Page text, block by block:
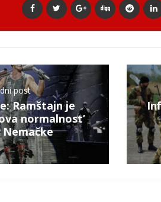
post
Ramštajn je
normalnost’